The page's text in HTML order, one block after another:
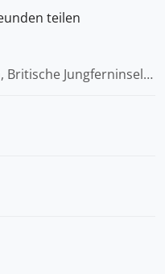
teilen
Britische Jungferninseln